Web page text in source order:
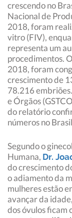
crescendo no
Nacional de
2018, foram
vitro (FIV),
representa um
procedimentos.
2018, foram
crescimento de
78.216
e Órgãos
do relatório
números no
Segundo o
Humana, Dr.
do crescimento
o adiamento da
mulheres estão
avançar da
dos óvulos ficam